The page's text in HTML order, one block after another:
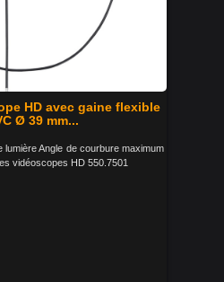
HD avec gaine flexible
Ø 39 mm...
lumière Angle de courbure maximum
vidéoscopes HD 550.7501